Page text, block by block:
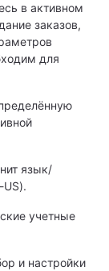
в активном
заказов,
для
язык/
учетные
и настройки